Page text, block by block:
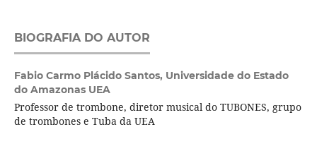
BIOGRAFIA DO AUTOR
Fabio Carmo Plácido Santos, Universidade do Estado
do Amazonas UEA
Professor de trombone, diretor musical do TUBONES, grupo
de trombones e Tuba da UEA